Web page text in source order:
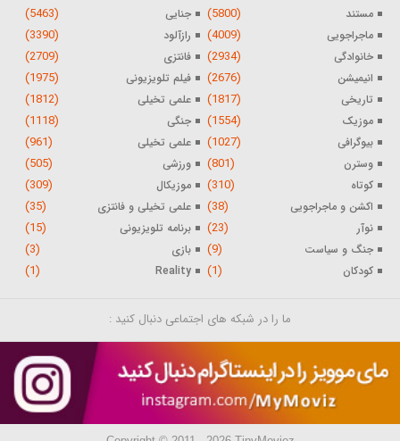
مستند (5800) جنایی (5463)
ماجراجویی (4009) رازآلود (3390)
خانوادگی (2934) فانتزی (2709)
انیمیشن (2676) فیلم تلویزیونی (1975)
تاریخی (1817) علمی تخیلی (1812)
موزیک (1554) جنگی (1118)
بیوگرافی (1027) علمی تخیلی (961)
وسترن (801) ورزشی (505)
کوتاه (310) موزیکال (309)
اکشن و ماجراجویی (38) علمی تخیلی و فانتزی (35)
نوآر (23) برنامه تلویزیونی (15)
جنگ و سیاست (9) بازی (3)
کودکان (1)
Reality
(1)
ما را در شبکه های اجتماعی دنبال کنید :